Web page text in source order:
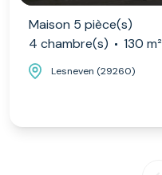
Maison 5 pièce(s)
4 chambre(s)
130 m²
Lesneven (29260)